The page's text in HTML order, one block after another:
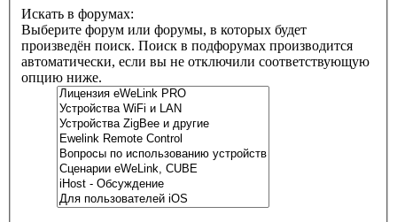
Искать в форумах:
Выберите форум или форумы, в которых будет
произведён поиск. Поиск в подфорумах производится
автоматически, если вы не отключили соответствующую
опцию ниже.